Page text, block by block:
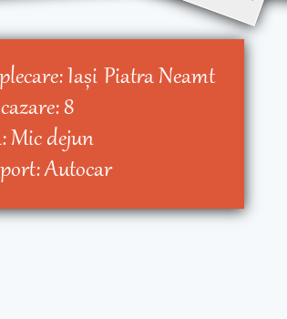
Iaşi Piatra Neamt
8
Mic dejun
Autocar